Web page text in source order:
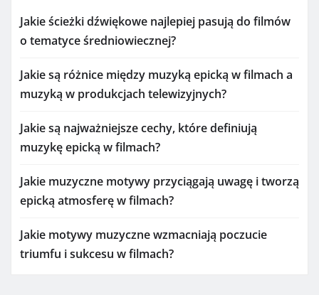
Jakie ścieżki dźwiękowe najlepiej pasują do filmów
o tematyce średniowiecznej?
Jakie są różnice między muzyką epicką w filmach a
muzyką w produkcjach telewizyjnych?
Jakie są najważniejsze cechy, które definiują
muzykę epicką w filmach?
Jakie muzyczne motywy przyciągają uwagę i tworzą
epicką atmosferę w filmach?
Jakie motywy muzyczne wzmacniają poczucie
triumfu i sukcesu w filmach?